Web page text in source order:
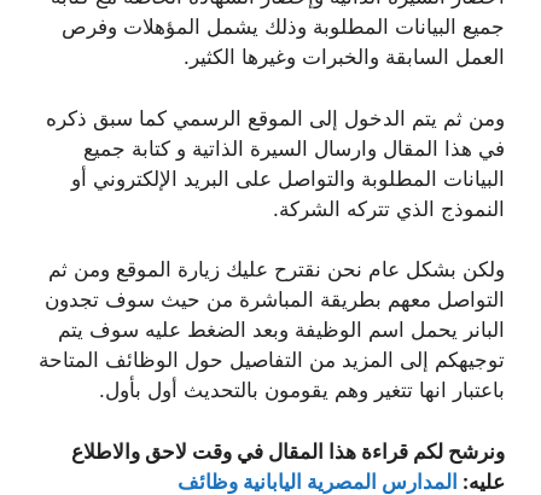
جميع البيانات المطلوبة وذلك يشمل المؤهلات وفرص
العمل السابقة والخبرات وغيرها الكثير.
ومن ثم يتم الدخول إلى الموقع الرسمي كما سبق ذكره
في هذا المقال وارسال السيرة الذاتية و كتابة جميع
البيانات المطلوبة والتواصل على البريد الإلكتروني أو
النموذج الذي تتركه الشركة.
ولكن بشكل عام نحن نقترح عليك زيارة الموقع ومن ثم
التواصل معهم بطريقة المباشرة من حيث سوف تجدون
البانر يحمل اسم الوظيفة وبعد الضغط عليه سوف يتم
توجيهكم إلى المزيد من التفاصيل حول الوظائف المتاحة
باعتبار انها تتغير وهم يقومون بالتحديث أول بأول.
ونرشح لكم قراءة هذا المقال في وقت لاحق والاطلاع
عليه: المدارس المصرية اليابانية وظائف